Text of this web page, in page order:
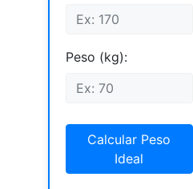
Peso (kg):
Calcular Peso
Ideal